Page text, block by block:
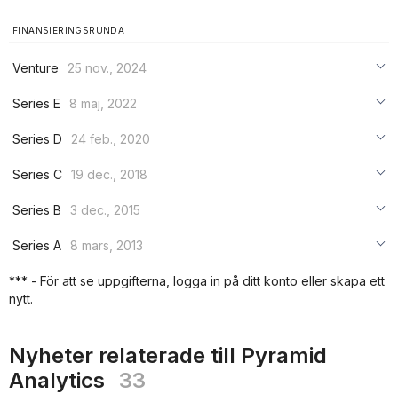
FINANSIERINGSRUNDA
Venture
25 nov., 2024
***
Series E
8 maj, 2022
***
Series D
24 feb., 2020
***
Series C 19 dec., 2018
***
Series B
3 dec., 2015
***
Series A
8 mars, 2013
***
*** - För att se uppgifterna, logga in på ditt konto eller skapa ett
nytt.
Nyheter relaterade till Pyramid
Analytics
33